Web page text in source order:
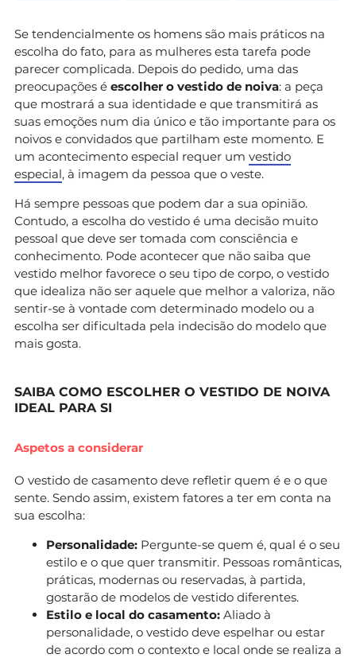
Se tendencialmente os homens são mais práticos na
escolha do fato, para as mulheres esta tarefa pode
parecer complicada. Depois do pedido, uma das
preocupações é escolher o vestido de noiva: a peça
que mostrará a sua identidade e que transmitirá as
suas emoções num dia único e tão importante para os
noivos e convidados que partilham este momento. E
um acontecimento especial requer um vestido
especial, à imagem da pessoa que o veste.
Há sempre pessoas que podem dar a sua opinião.
Contudo, a escolha do vestido é uma decisão muito
pessoal que deve ser tomada com consciência e
conhecimento. Pode acontecer que não saiba que
vestido melhor favorece o seu tipo de corpo, o vestido
que idealiza não ser aquele que melhor a valoriza, não
sentir-se à vontade com determinado modelo ou a
escolha ser dificultada pela indecisão do modelo que
mais gosta.
SAIBA COMO ESCOLHER O VESTIDO DE NOIVA
IDEAL PARA SI
Aspetos a considerar
O vestido de casamento deve refletir quem é e o que
sente. Sendo assim, existem fatores a ter em conta na
sua escolha:
Personalidade: Pergunte-se quem é, qual é o seu
estilo e o que quer transmitir. Pessoas românticas,
práticas, modernas ou reservadas, à partida,
gostarão de modelos de vestido diferentes.
Estilo e local do casamento: Aliado à
personalidade, o vestido deve espelhar ou estar
de acordo com o contexto e local onde se realiza a